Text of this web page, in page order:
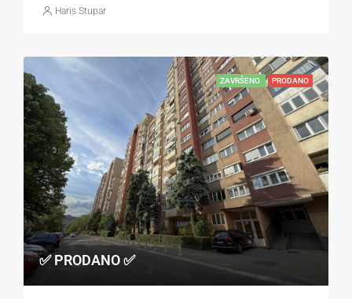
Haris Stupar
ZAVRŠENO PRODANO
✅ PRODANO ✅